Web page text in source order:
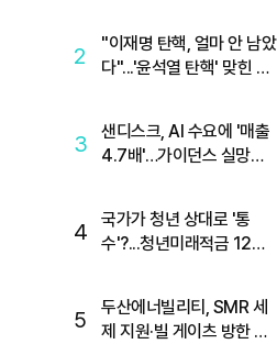
2
"이재명 탄핵, 얼마 안 남았
다"...'윤석열 탄핵' 맞힌 무
3
샌디스크, AI 수요에 '매출
4.7배'…가이던스 실망에
4
국가가 청년 상대로 '통
수'?...청년미래적금 12%
5
두산에너빌리티, SMR 세
제 지원·빌 게이츠 방한 기